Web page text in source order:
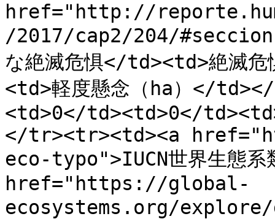
href="http://
/2017/cap2/204/
な絶滅危惧</td><td>絶滅
<td>軽度懸念（ha）</
<td>0</td><td>0</
</tr><tr><td><a
eco-typo">IUCN世界生態
href="https://global-
ecosystems.org/explore/